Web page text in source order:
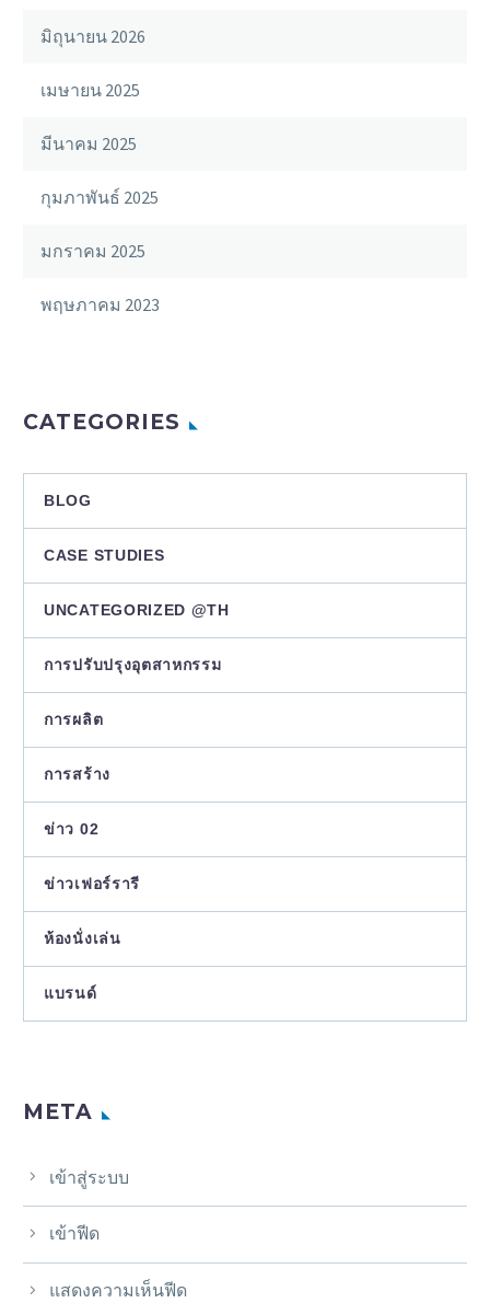
มิถุนายน 2026
เมษายน 2025
มีนาคม 2025
กุมภาพันธ์ 2025
มกราคม 2025
พฤษภาคม 2023
CATEGORIES
BLOG
CASE STUDIES
UNCATEGORIZED @TH
การปรับปรุงอุตสาหกรรม
การผลิต
การสร้าง
ข่าว 02
ข่าวเฟอร์รารี
ห้องนั่งเล่น
แบรนด์
META
เข้าสู่ระบบ
เข้าฟีด
แสดงความเห็นฟีด